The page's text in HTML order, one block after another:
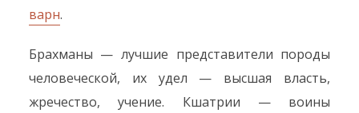
варн.
Брахманы — лучшие представители породы
человеческой, их удел — высшая власть,
жречество, учение. Кшатрии — воины